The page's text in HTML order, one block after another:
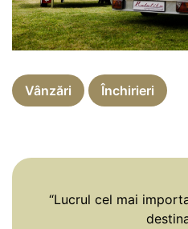
Vânzări Închirieri
“Lucrul cel mai